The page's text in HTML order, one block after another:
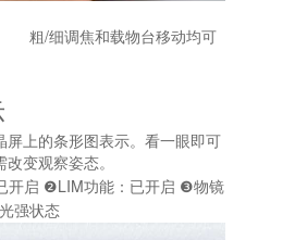
焦旋钮
粗/细调焦和载物台移动均可
屏上的条形图表示。看一眼即可
变观察姿态。
开启 ❷LIM功能：已开启 ❸物镜
强状态